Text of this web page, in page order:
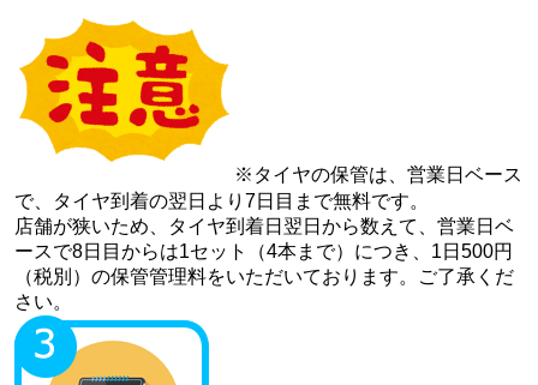
※タイヤの保管は、営業日ベース
で、タイヤ到着の翌日より7日目まで無料です。
店舗が狭いため、タイヤ到着日翌日から数えて、営業日ベ
ースで8日目からは1セット（4本まで）につき、1日500円
（税別）の保管管理料をいただいております。ご了承くだ
さい。